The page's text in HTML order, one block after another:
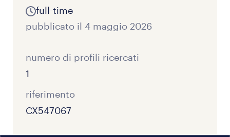
flessibilità, precisione e serietà;
quota e PES/PAV
full-time
pubblicato il 4 maggio 2026
numero di profili ricercati
1
riferimento
CX547067